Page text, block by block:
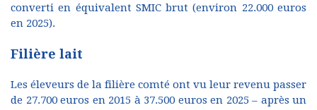
converti en équivalent SMIC brut (environ 22.000 euros
en 2025).
Filière lait
Les éleveurs de la filière comté ont vu leur revenu passer
de 27.700 euros en 2015 à 37.500 euros en 2025 – après un